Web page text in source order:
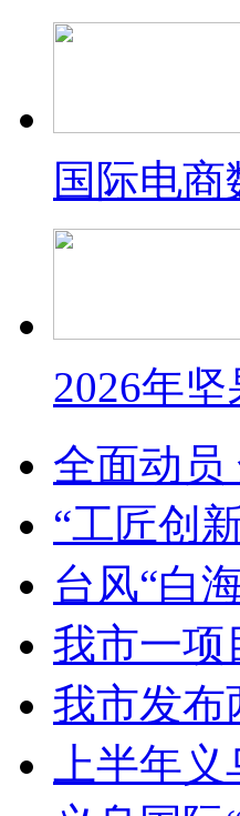
国际电
2026年
全面动员
“工匠创
台风“白
我市一项
我市发布
上半年